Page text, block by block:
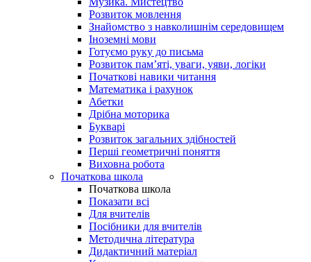
Розвиток мовлення
Знайомство з навколишнім середовищем
Іноземні мови
Готуємо руку до письма
Розвиток пам’яті, уваги, уяви, логіки
Початкові навики читання
Математика і рахунок
Абетки
Дрібна моторика
Букварі
Розвиток загальних здібностей
Перші геометричні поняття
Виховна робота
Початкова школа
Початкова школа
Показати всі
Для вчителів
Посібники для вчителів
Методична література
Дидактичний матеріал